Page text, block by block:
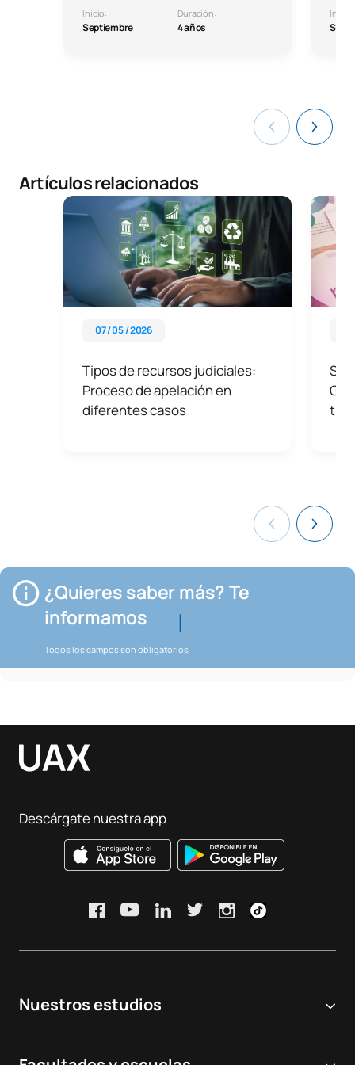
Inicio:
Septiembre
Duración:
4 años
Inicio:
Artículos relacionados
07 / 05 / 2026
Tipos de recursos judiciales:
Proceso de apelación en
diferentes casos
tus
¿Quieres saber más? Te
informamos
Todos los campos son obligatorios
Nuestros estudios
Descárgate nuestra app